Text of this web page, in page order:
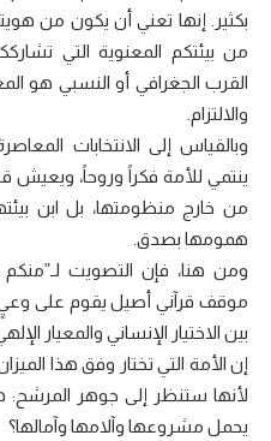
بكثير. إنها تعني أن يكون من
من بيئتكم المعنوية التي
القرب الجغرافي أو النسبي هو
والالتزام.
وبالقياس إلى الانتخابات
ينتمي للأمة فكراً وروحاً، ويعيش
من خارج منظومتها، بل ابن
همومها بصدق.
ومن هنا، فإن التصويت
موقف قرآني أصيل يقوم على
بين الاختيار الإنساني والمعيار
إن الأمة التي تختار وفق هذا
لأنها ستنظر إلى جوهر
يحمل مشروعها وآلامها وآمالها؟